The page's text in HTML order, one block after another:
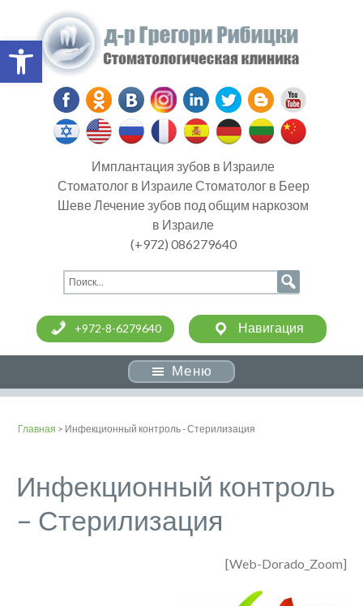
Open toolbar
Имплантация зубов в Израиле
Стоматолог в Израиле Стоматолог в Беер
Шеве Лечение зубов под общим наркозом
в Израиле
(+972) 086279640
+972-8-6279640 Навигация
Меню
Главная > Инфекционный контроль - Стерилизация
Инфекционный контроль
– Стерилизация
[Web-Dorado_Zoom]